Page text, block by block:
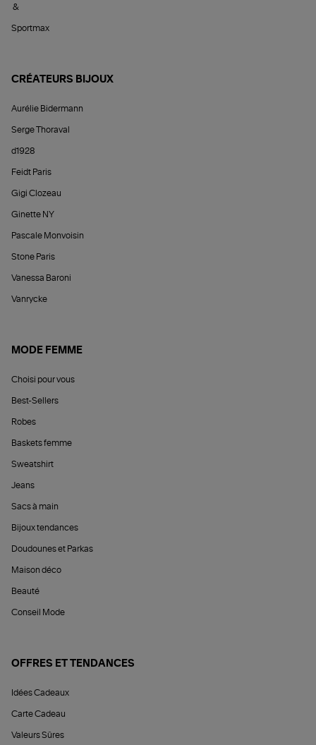
&
Sportmax
CRÉATEURS BIJOUX
Aurélie Bidermann
Serge Thoraval
d1928
Feidt Paris
Gigi Clozeau
Ginette NY
Pascale Monvoisin
Stone Paris
Vanessa Baroni
Vanrycke
MODE FEMME
Choisi pour vous
Best-Sellers
Robes
Baskets femme
Sweatshirt
Jeans
Sacs à main
Bijoux tendances
Doudounes et Parkas
Maison déco
Beauté
Conseil Mode
OFFRES ET TENDANCES
Idées Cadeaux
Carte Cadeau
Valeurs Sûres